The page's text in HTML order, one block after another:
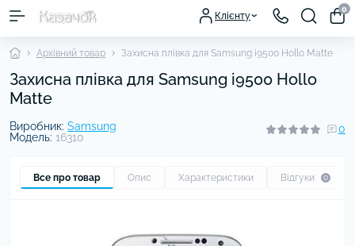
Клієнту
0
Архівний товар Захисна плівка для Samsung i9500 Hollo Matte
Захисна плівка для Samsung i9500 Hollo
Matte
Виробник: Samsung
Модель: 16310
0
Все про товар Опис Характеристики Відгуки 0